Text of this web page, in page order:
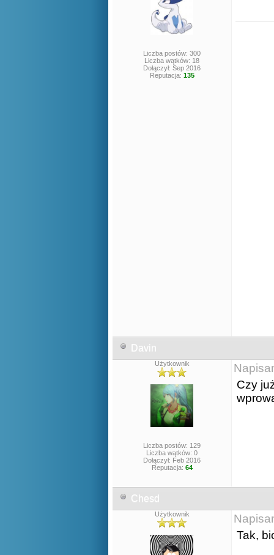
Liczba postów: 300
Liczba wątków: 18
Dołączył: Sep 2016
Reputacja: 135
Davin
Użytkownik
Liczba postów: 129
Liczba wątków: 0
Dołączył: Feb 2016
Reputacja: 64
Czy
Chesd
Użytkownik
Tak,